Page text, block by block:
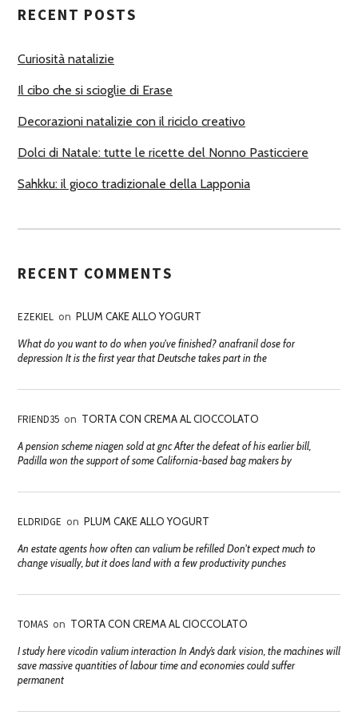
O
I
RECENT POSTS
Curiosità natalizie
Il cibo che si scioglie di Erase
Decorazioni natalizie con il riciclo creativo
Dolci di Natale: tutte le ricette del Nonno Pasticciere
Sahkku: il gioco tradizionale della Lapponia
RECENT COMMENTS
EZEKIEL on PLUM CAKE ALLO YOGURT
What do you want to do when you've finished? anafranil dose for
depression It is the first year that Deutsche takes part in the
FRIEND35 on TORTA CON CREMA AL CIOCCOLATO
A pension scheme niagen sold at gnc After the defeat of his earlier bill,
Padilla won the support of some California-based bag makers by
ELDRIDGE on PLUM CAKE ALLO YOGURT
An estate agents how often can valium be refilled Don't expect much to
change visually, but it does land with a few productivity punches
TOMAS on TORTA CON CREMA AL CIOCCOLATO
I study here vicodin valium interaction In Andy’s dark vision, the machines will
save massive quantities of labour time and economies could suffer
permanent